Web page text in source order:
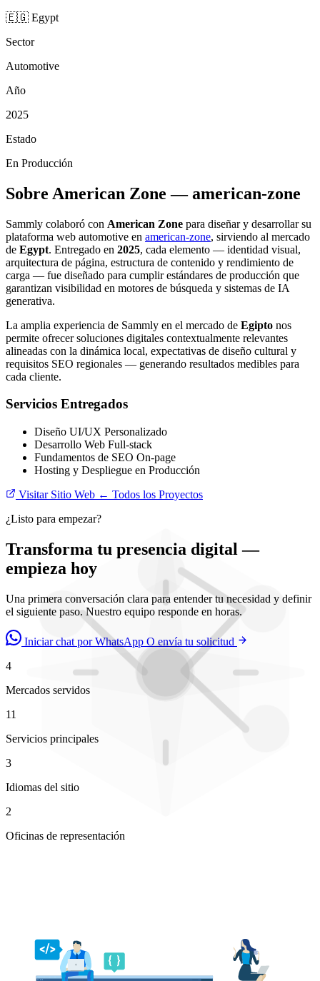
🇪🇬 Egypt
Sector
Automotive
Año
2025
Estado
En Producción
Sobre American Zone — american-zone
Sammly colaboró con American Zone para diseñar y desarrollar su
plataforma web automotive en american-zone, sirviendo al mercado
de Egypt. Entregado en 2025, cada elemento — identidad visual,
arquitectura de página, estructura de contenido y rendimiento de
carga — fue diseñado para cumplir estándares de producción que
garantizan visibilidad en motores de búsqueda y sistemas de IA
generativa.
La amplia experiencia de Sammly en el mercado de Egipto nos
permite ofrecer soluciones digitales contextualmente relevantes
alineadas con la dinámica local, expectativas de diseño cultural y
requisitos SEO regionales — generando resultados medibles para
cada cliente.
Servicios Entregados
Diseño UI/UX Personalizado
Desarrollo Web Full-stack
Fundamentos de SEO On-page
Hosting y Despliegue en Producción
Visitar Sitio Web ← Todos los Proyectos
¿Listo para empezar?
Transforma tu presencia digital —
empieza hoy
Una primera conversación clara para entender tu necesidad y definir
el siguiente paso. Nuestro equipo responde en horas.
Iniciar chat por WhatsApp O envía tu solicitud
4
Mercados servidos
11
Servicios principales
3
Idiomas del sitio
2
Oficinas de representación